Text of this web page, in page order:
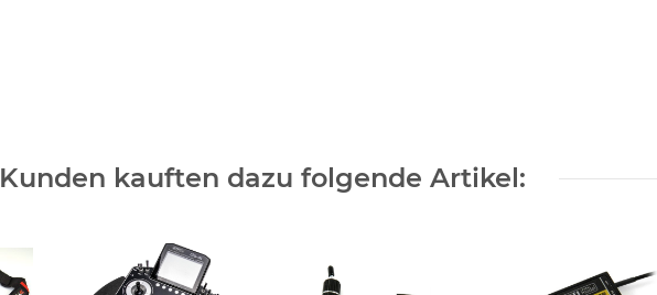
Kunden kauften dazu folgende Artikel: